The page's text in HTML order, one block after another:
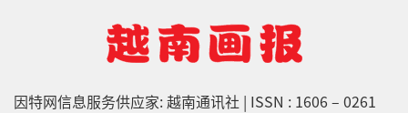
因特网信息服务供应家: 越南通讯社 | ISSN : 1606 – 0261